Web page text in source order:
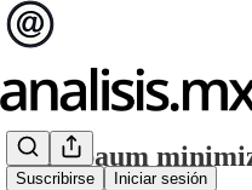
Suscribirse Iniciar sesión
Sheinbaum